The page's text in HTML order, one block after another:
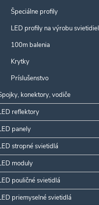
Špeciálne profily
LED profily na výrobu svietidiel
100m balenia
Krytky
Príslušenstvo
konektory, vodiče
reflektory
panely
stropné svietidlá
moduly
pouličné svietidlá
priemyselné svietidlá